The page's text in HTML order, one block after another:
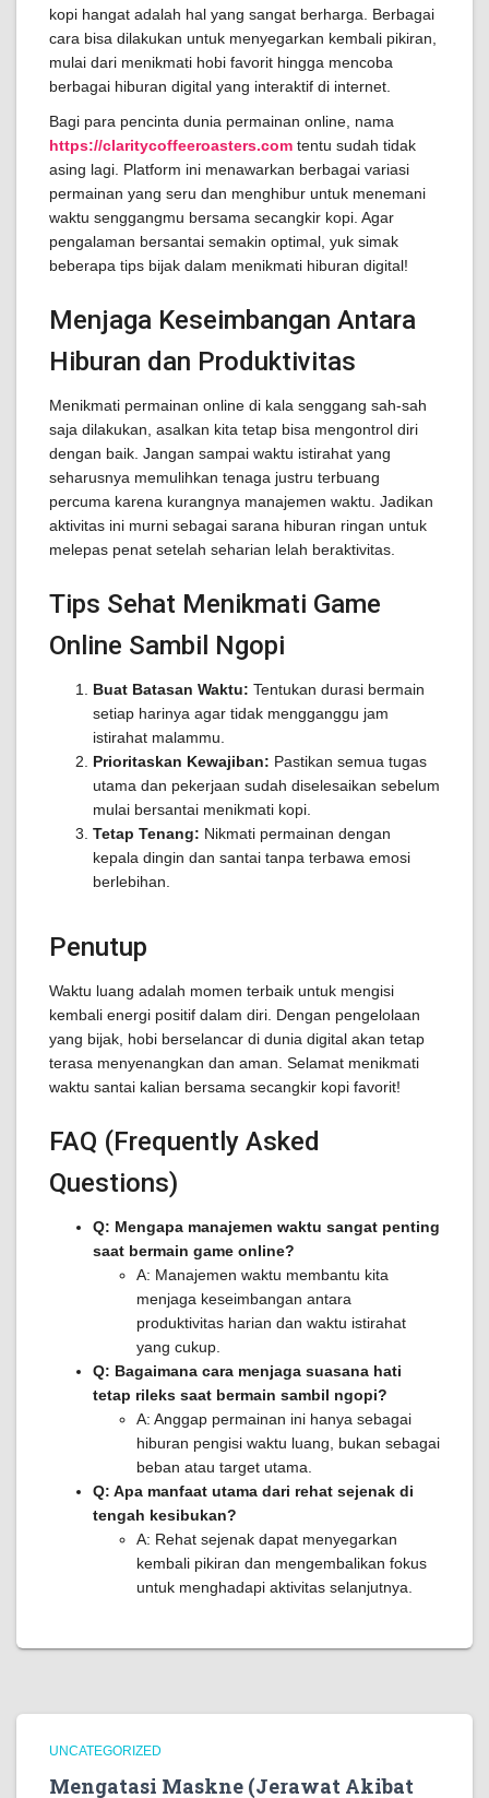
kopi hangat adalah hal yang sangat berharga. Berbagai
cara bisa dilakukan untuk menyegarkan kembali pikiran,
mulai dari menikmati hobi favorit hingga mencoba
berbagai hiburan digital yang interaktif di internet.
Bagi para pencinta dunia permainan online, nama
https://claritycoffeeroasters.com tentu sudah tidak
asing lagi. Platform ini menawarkan berbagai variasi
permainan yang seru dan menghibur untuk menemani
waktu senggangmu bersama secangkir kopi. Agar
pengalaman bersantai semakin optimal, yuk simak
beberapa tips bijak dalam menikmati hiburan digital!
Menjaga Keseimbangan Antara
Hiburan dan Produktivitas
Menikmati permainan online di kala senggang sah-sah
saja dilakukan, asalkan kita tetap bisa mengontrol diri
dengan baik. Jangan sampai waktu istirahat yang
seharusnya memulihkan tenaga justru terbuang
percuma karena kurangnya manajemen waktu. Jadikan
aktivitas ini murni sebagai sarana hiburan ringan untuk
melepas penat setelah seharian lelah beraktivitas.
Tips Sehat Menikmati Game
Online Sambil Ngopi
Buat Batasan Waktu: Tentukan durasi bermain
setiap harinya agar tidak mengganggu jam
istirahat malammu.
Prioritaskan Kewajiban: Pastikan semua tugas
utama dan pekerjaan sudah diselesaikan sebelum
mulai bersantai menikmati kopi.
Tetap Tenang: Nikmati permainan dengan
kepala dingin dan santai tanpa terbawa emosi
berlebihan.
Penutup
Waktu luang adalah momen terbaik untuk mengisi
kembali energi positif dalam diri. Dengan pengelolaan
yang bijak, hobi berselancar di dunia digital akan tetap
terasa menyenangkan dan aman. Selamat menikmati
waktu santai kalian bersama secangkir kopi favorit!
FAQ (Frequently Asked
Questions)
Q: Mengapa manajemen waktu sangat penting
saat bermain game online?
A: Manajemen waktu membantu kita
menjaga keseimbangan antara
produktivitas harian dan waktu istirahat
yang cukup.
Q: Bagaimana cara menjaga suasana hati
tetap rileks saat bermain sambil ngopi?
A: Anggap permainan ini hanya sebagai
hiburan pengisi waktu luang, bukan sebagai
beban atau target utama.
Q: Apa manfaat utama dari rehat sejenak di
tengah kesibukan?
A: Rehat sejenak dapat menyegarkan
kembali pikiran dan mengembalikan fokus
untuk menghadapi aktivitas selanjutnya.
UNCATEGORIZED
Mengatasi Maskne (Jerawat Akibat